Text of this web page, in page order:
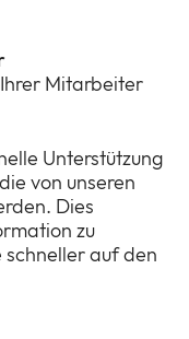
Mitarbeiter
Unterstützung
von unseren
Dies
zu
schneller auf den